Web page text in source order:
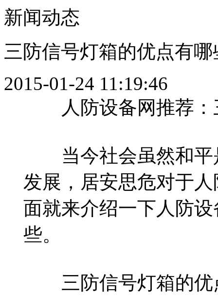
新闻动态
三防信号灯箱的优点有哪
2015-01-24 11:19:46
人防设备网推荐：
当今社会虽然和平
发展，居安思危对于
面就来介绍一下人防
些。
三防信号灯箱的优